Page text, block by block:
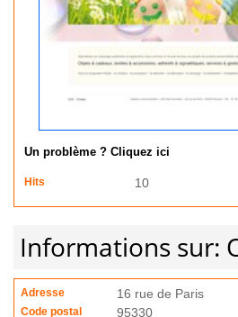
Un problème ? Cliquez ici
Hits 10
Informations sur:
Adresse 16 rue de Paris
Code postal 95330